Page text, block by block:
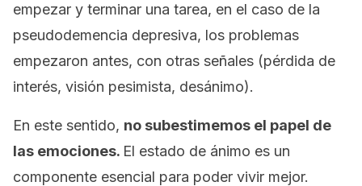
empezar y terminar una tarea, en el caso de la
pseudodemencia depresiva, los problemas
empezaron antes, con otras señales (pérdida de
interés, visión pesimista, desánimo).
En este sentido, no subestimemos el papel de
las emociones. El estado de ánimo es un
componente esencial para poder vivir mejor.